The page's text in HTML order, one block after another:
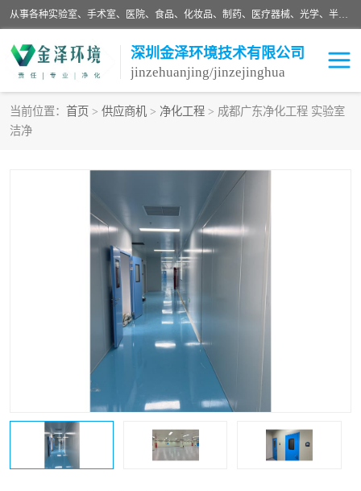
从事各种实验室、手术室、医院、食品、化妆品、制药、医疗器械、光学、半导体、精密电子等无尘车间行业的洁净车间装修设计、净化设备、恒温恒湿空调的设计制作与安装、净化系统工程项目施工及其技术支持服务。
深圳金泽环境技术有限公司
jinzehuanjing/jinzejinghua
当前位置： 首页 > 供应商机 > 净化工程 > 成都广东净化工程 实验室
洁净
耗材
实验室净化
GMP车间净化
生命工程
食品饮料
光电车间
恒温恒湿净化空调 过滤器
百级